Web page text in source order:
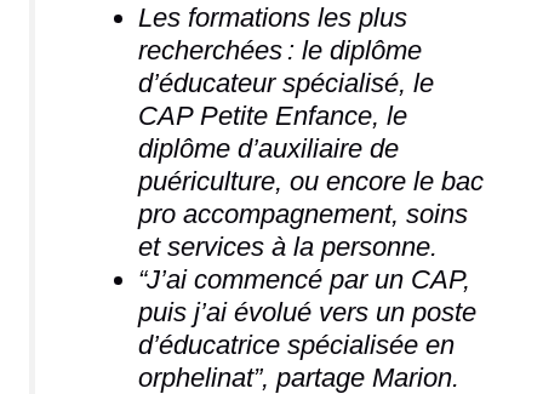
Les formations les plus
recherchées : le diplôme
d’éducateur spécialisé, le
CAP Petite Enfance, le
diplôme d’auxiliaire de
puériculture, ou encore le bac
pro accompagnement, soins
et services à la personne.
“J’ai commencé par un CAP,
puis j’ai évolué vers un poste
d’éducatrice spécialisée en
orphelinat”, partage Marion.